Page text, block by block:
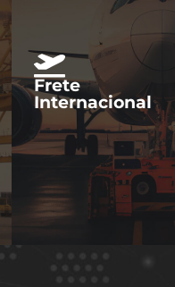
Frete
Internacional